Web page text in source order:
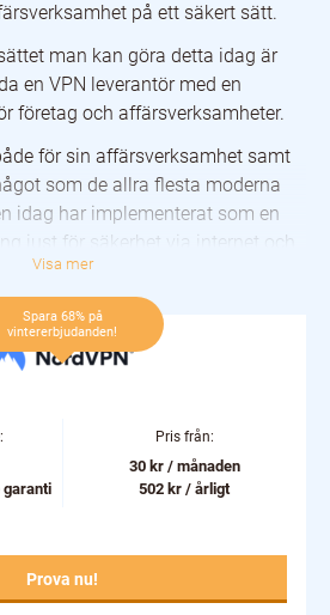
på ett säkert sätt.
man kan göra detta idag är
en VPN leverantör med en
företag och affärsverksamheter.
för sin affärsverksamhet samt
som de allra flesta moderna
idag har implementerat som en
just för säkerhet via internet och
och läser detta, så är ett
som kan hjälpa dig att skydda
ett väldigt effektiv sätt. Genom
som företagerare kan både
höga nivåer av integritet
företag.
som vanligtvis har begränsade
på att hantera företagets
Visa mer
Spara 68% på
vintererbjudanden!
garanti
Pris från:
30 kr / månaden
502 kr / årligt
Prova nu!